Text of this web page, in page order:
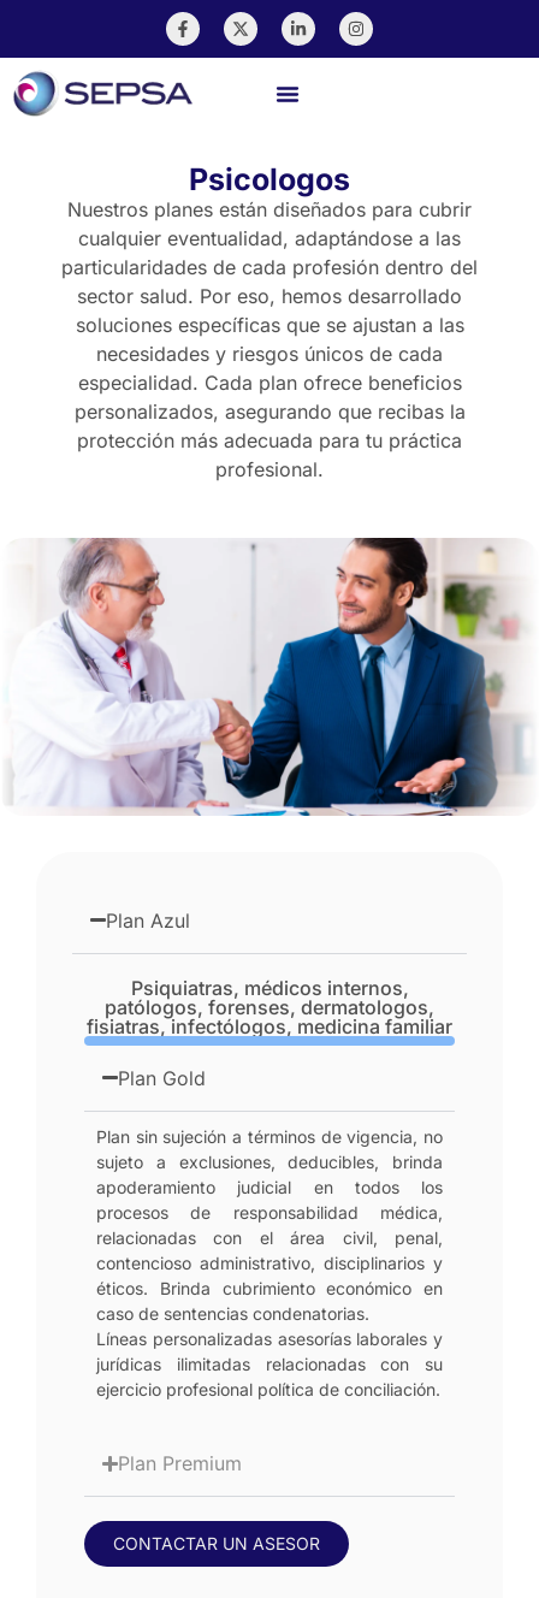
Abogados para Médicos
Especialistas
Psicologos
Nuestros planes están diseñados para cubrir
cualquier eventualidad, adaptándose a las
particularidades de cada profesión dentro del
sector salud. Por eso, hemos desarrollado
soluciones específicas que se ajustan a las
necesidades y riesgos únicos de cada
especialidad. Cada plan ofrece beneficios
personalizados, asegurando que recibas la
protección más adecuada para tu práctica
profesional.
Plan Azul
Psiquiatras, médicos internos,
patólogos, forenses, dermatologos,
fisiatras, infectólogos, medicina familiar
Plan Gold
Plan sin sujeción a términos de vigencia, no
sujeto a exclusiones, deducibles, brinda
apoderamiento judicial en todos los
procesos de responsabilidad médica,
relacionadas con el área civil, penal,
contencioso administrativo, disciplinarios y
éticos. Brinda cubrimiento económico en
caso de sentencias condenatorias.
Líneas personalizadas asesorías laborales y
jurídicas ilimitadas relacionadas con su
ejercicio profesional política de conciliación.
Plan Premium
CONTACTAR UN ASESOR